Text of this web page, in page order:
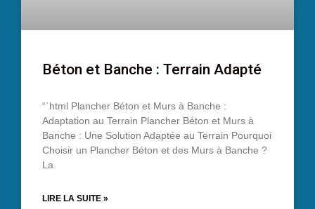
Béton et Banche : Terrain Adapté
“`html Plancher Béton et Murs à Banche :
Adaptation au Terrain Plancher Béton et Murs à
Banche : Une Solution Adaptée au Terrain Pourquoi
Choisir un Plancher Béton et des Murs à Banche ?
La
LIRE LA SUITE »